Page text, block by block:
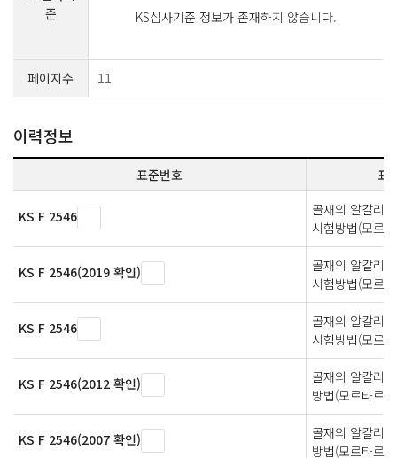
준
KS심사기준 정보가 존재하지 않습니다.
페이지수 11
이력정보
표준번호 표
KS F 2546
골재의 알칼리
시험방법(모르
KS F 2546(2019 확인)
골재의 알칼리
시험방법(모르
KS F 2546
골재의 알칼리
시험방법(모르
KS F 2546(2012 확인)
골재의 알칼리
방법(모르타르
KS F 2546(2007 확인)
골재의 알칼리
방법(모르타르